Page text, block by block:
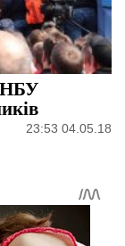
НБУ
23:53 04.05.18